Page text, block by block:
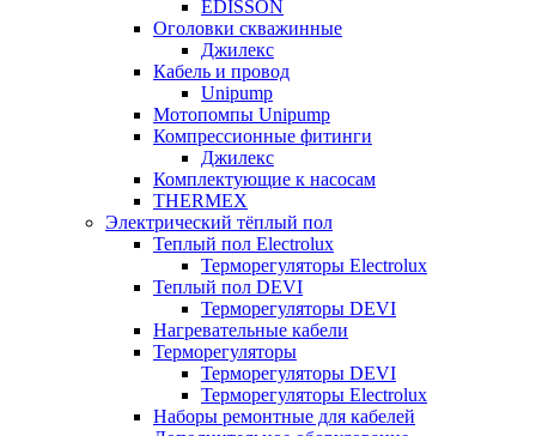
EDISSON
Оголовки скважинные
Джилекс
Кабель и провод
Unipump
Мотопомпы Unipump
Компрессионные фитинги
Джилекс
Комплектующие к насосам
THERMEX
Электрический тёплый пол
Теплый пол Electrolux
Терморегуляторы Electrolux
Теплый пол DEVI
Терморегуляторы DEVI
Нагревательные кабели
Терморегуляторы
Терморегуляторы DEVI
Терморегуляторы Electrolux
Наборы ремонтные для кабелей